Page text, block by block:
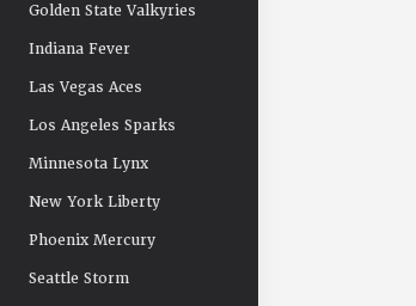
Golden State Valkyries
Indiana Fever
Las Vegas Aces
Los Angeles Sparks
Minnesota Lynx
New York Liberty
Phoenix Mercury
Seattle Storm